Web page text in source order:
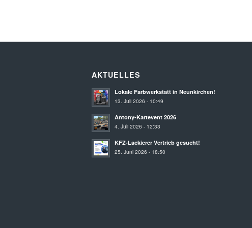
AKTUELLES
Lokale Farbwerkstatt in Neunkirchen!
13. Juli 2026 - 10:49
Antony-Kartevent 2026
4. Juli 2026 - 12:33
KFZ-Lackierer Vertrieb gesucht!
25. Juni 2026 - 18:50